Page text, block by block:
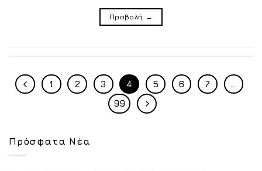
Προβολή →
1 2 3 4 5 6 7
…
99
Πρόσφατα Νέα